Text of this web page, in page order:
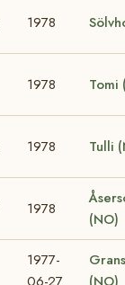
1978
1978 Tomi
1978 Tulli
1978
(NO)
1977-
06-27
(NO)